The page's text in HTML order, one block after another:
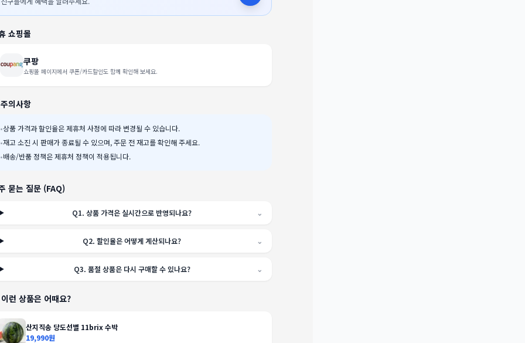
쇼핑몰
쿠팡
쇼핑몰 페이지에서 쿠폰/카드할인도 함께 확인해 보세요.
의사항
•상품 가격과 할인율은 제휴처 사정에 따라 변경될 수 있습니다.
•재고 소진 시 판매가 종료될 수 있으며, 주문 전 재고를 확인해 주세요.
•배송/반품 정책은 제휴처 정책이 적용됩니다.
묻는 질문 (FAQ)
Q1.상품 가격은 실시간으로 반영되나요? ⌄
Q2.할인율은 어떻게 계산되나요? ⌄
Q3. 품절 상품은 다시 구매할 수 있나요? ⌄
런 상품은 어때요?
산지직송 당도선별 11brix 수박
19,990원